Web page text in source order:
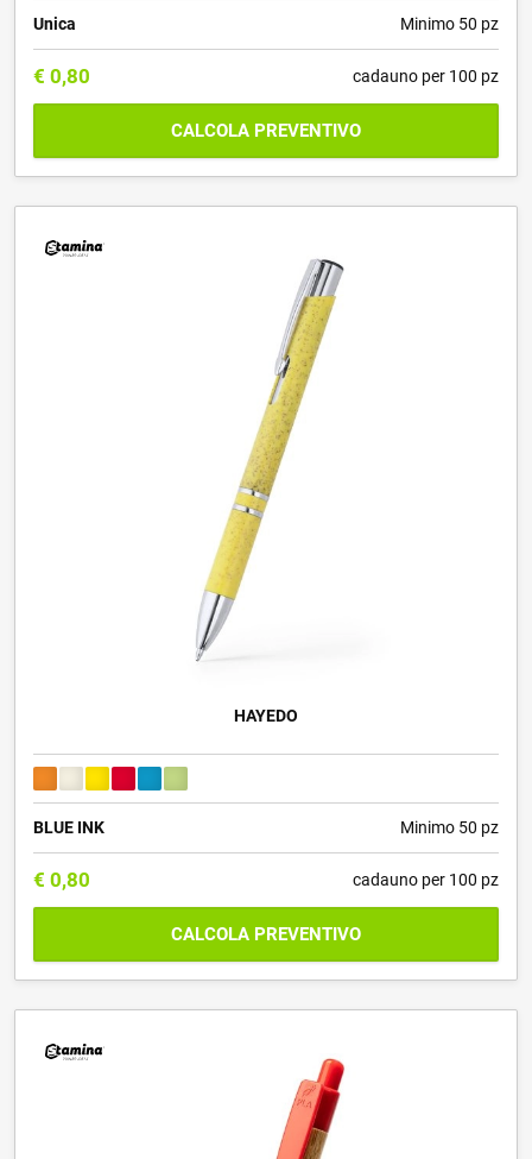
Unica Minimo 50 pz
€ 0,80 cadauno per 100 pz
CALCOLA PREVENTIVO
HAYEDO
BLUE INK Minimo 50 pz
€ 0,80 cadauno per 100 pz
CALCOLA PREVENTIVO